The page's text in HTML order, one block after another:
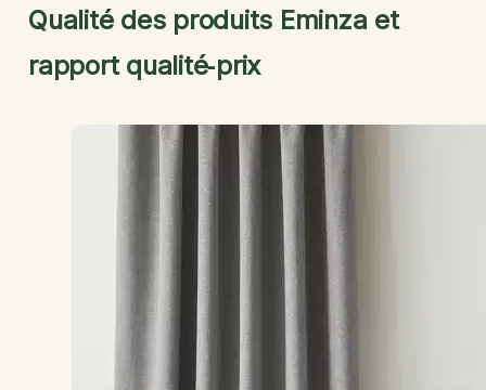
Qualité des produits Eminza et
rapport qualité‑prix